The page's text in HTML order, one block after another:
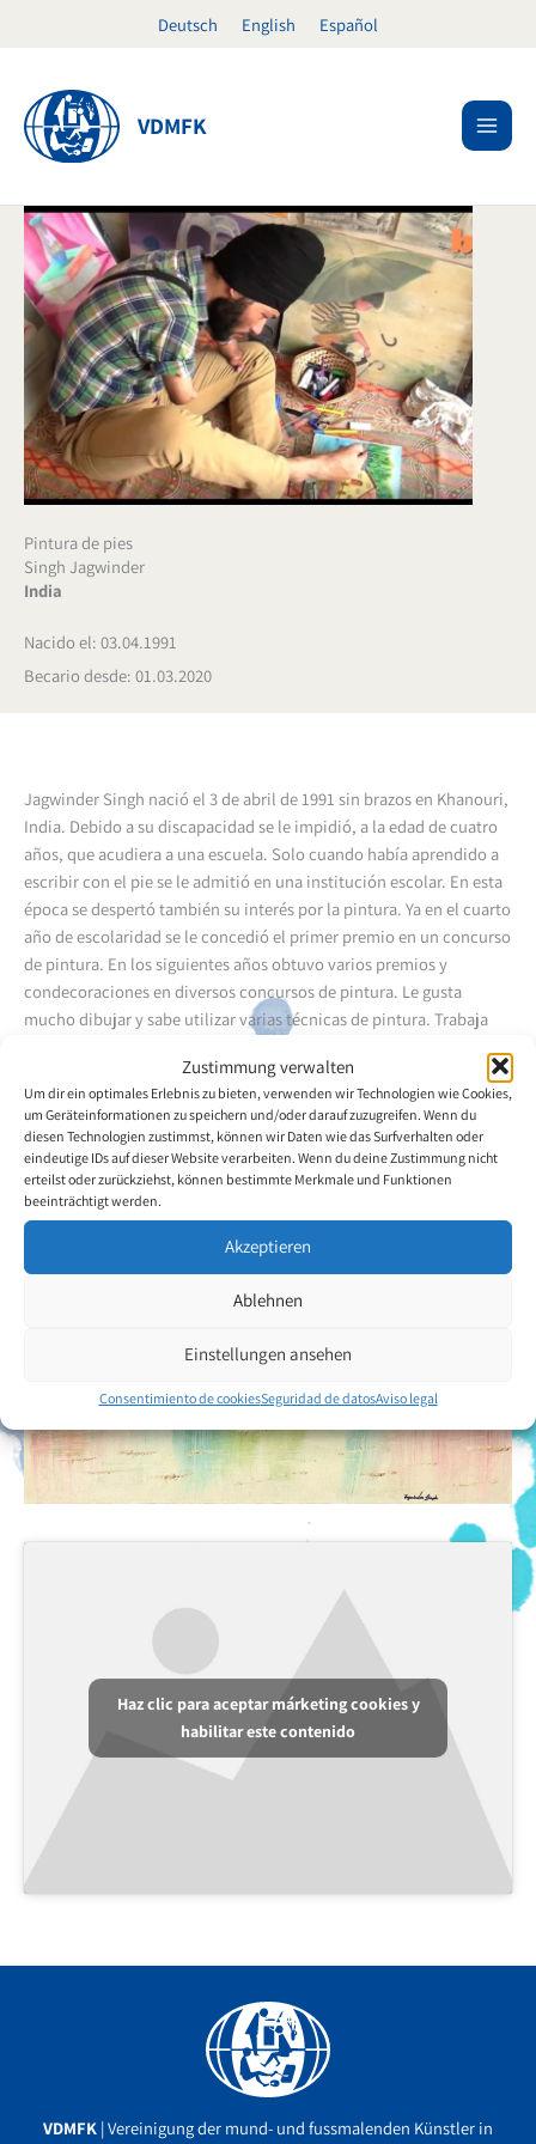
Zustimmung verwalten
Um dir ein optimales Erlebnis zu bieten, verwenden wir Technologien wie Cookies,
um Geräteinformationen zu speichern und/oder darauf zuzugreifen. Wenn du
diesen Technologien zustimmst, können wir Daten wie das Surfverhalten oder
eindeutige IDs auf dieser Website verarbeiten. Wenn du deine Zustimmung nicht
erteilst oder zurückziehst, können bestimmte Merkmale und Funktionen
beeinträchtigt werden.
Akzeptieren
Ablehnen
Einstellungen ansehen
Consentimiento de cookiesSeguridad de datosAviso legal
Deutsch English Español
VDMFK
Pintura de pies
Singh Jagwinder
India
Nacido el: 03.04.1991
Becario desde: 01.03.2020
Jagwinder Singh nació el 3 de abril de 1991 sin brazos en Khanouri,
India. Debido a su discapacidad se le impidió, a la edad de cuatro
años, que acudiera a una escuela. Solo cuando había aprendido a
escribir con el pie se le admitió en una institución escolar. En esta
época se despertó también su interés por la pintura. Ya en el cuarto
año de escolaridad se le concedió el primer premio en un concurso
de pintura. En los siguientes años obtuvo varios premios y
condecoraciones en diversos concursos de pintura. Le gusta
mucho dibujar y sabe utilizar varias técnicas de pintura. Trabaja
Volver a la descripción general del artista
Haz clic para aceptar márketing cookies y
habilitar este contenido
VDMFK | Vereinigung der mund- und fussmalenden Künstler in
Facebook
YouTube
Instagram